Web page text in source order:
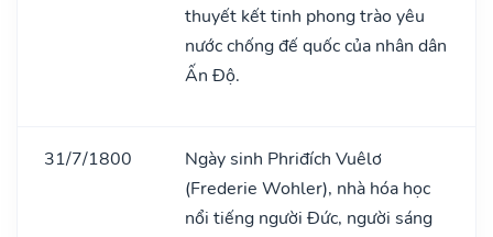
thuyết kết tinh phong trào yêu
nước chống đế quốc của nhân dân
Ấn Độ.
31/7/1800
Ngày sinh Phriđích Vuêlơ
(Frederie Wohler), nhà hóa học
nổi tiếng người Đức, người sáng